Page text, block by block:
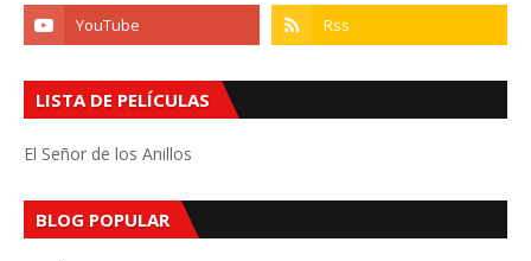
LISTA DE PELÍCULAS
El Señor de los Anillos
BLOG POPULAR